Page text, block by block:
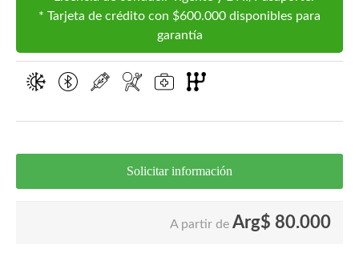
* Tarjeta de crédito con $600.000 disponibles para
garantía
Solicitar información
A partir de Arg$ 80.000